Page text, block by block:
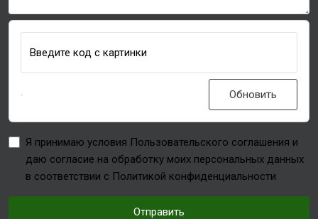
Введите код с картинки
Обновить
Я принимаю условия Пользовательского соглашения и
даю согласие на обработку моих персональных данных
в соответствии с Политикой конфиденциальности
Отправить